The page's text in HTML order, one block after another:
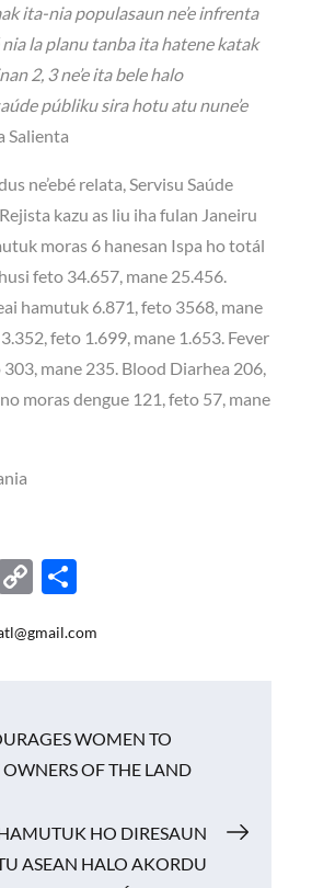
ita-nia populasaun ne’e infrenta
nia la planu tanba ita hatene katak
2, 3 ne’e ita bele halo
públiku sira hotu atu nune’e
Salienta
ne’ebé relata, Servisu Saúde
kazu as liu iha fulan Janeiru
moras 6 hanesan Ispa ho totál
feto 34.657, mane 25.456.
hamutuk 6.871, feto 3568, mane
feto 1.699, mane 1.653. Fever
mane 235. Blood Diarhea 206,
moras dengue 121, feto 57, mane
C
p
n
k
ar
WOMEN TO
OF THE LAND
HO DIRESAUN
ASEAN HALO AKORDU